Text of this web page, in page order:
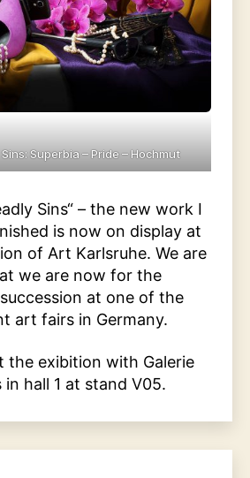
Superbia – Pride – Hochmut
Sins“ – the new work I
is now on display at
of Art Karlsruhe. We are
we are now for the
at one of the
art fairs in Germany.
the exibition with Galerie
in hall 1 at stand V05.